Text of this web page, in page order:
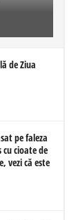
de Ziua
pe faleza
cioate de
vezi că este